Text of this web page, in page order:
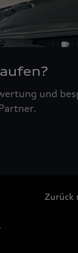
und
Zurück